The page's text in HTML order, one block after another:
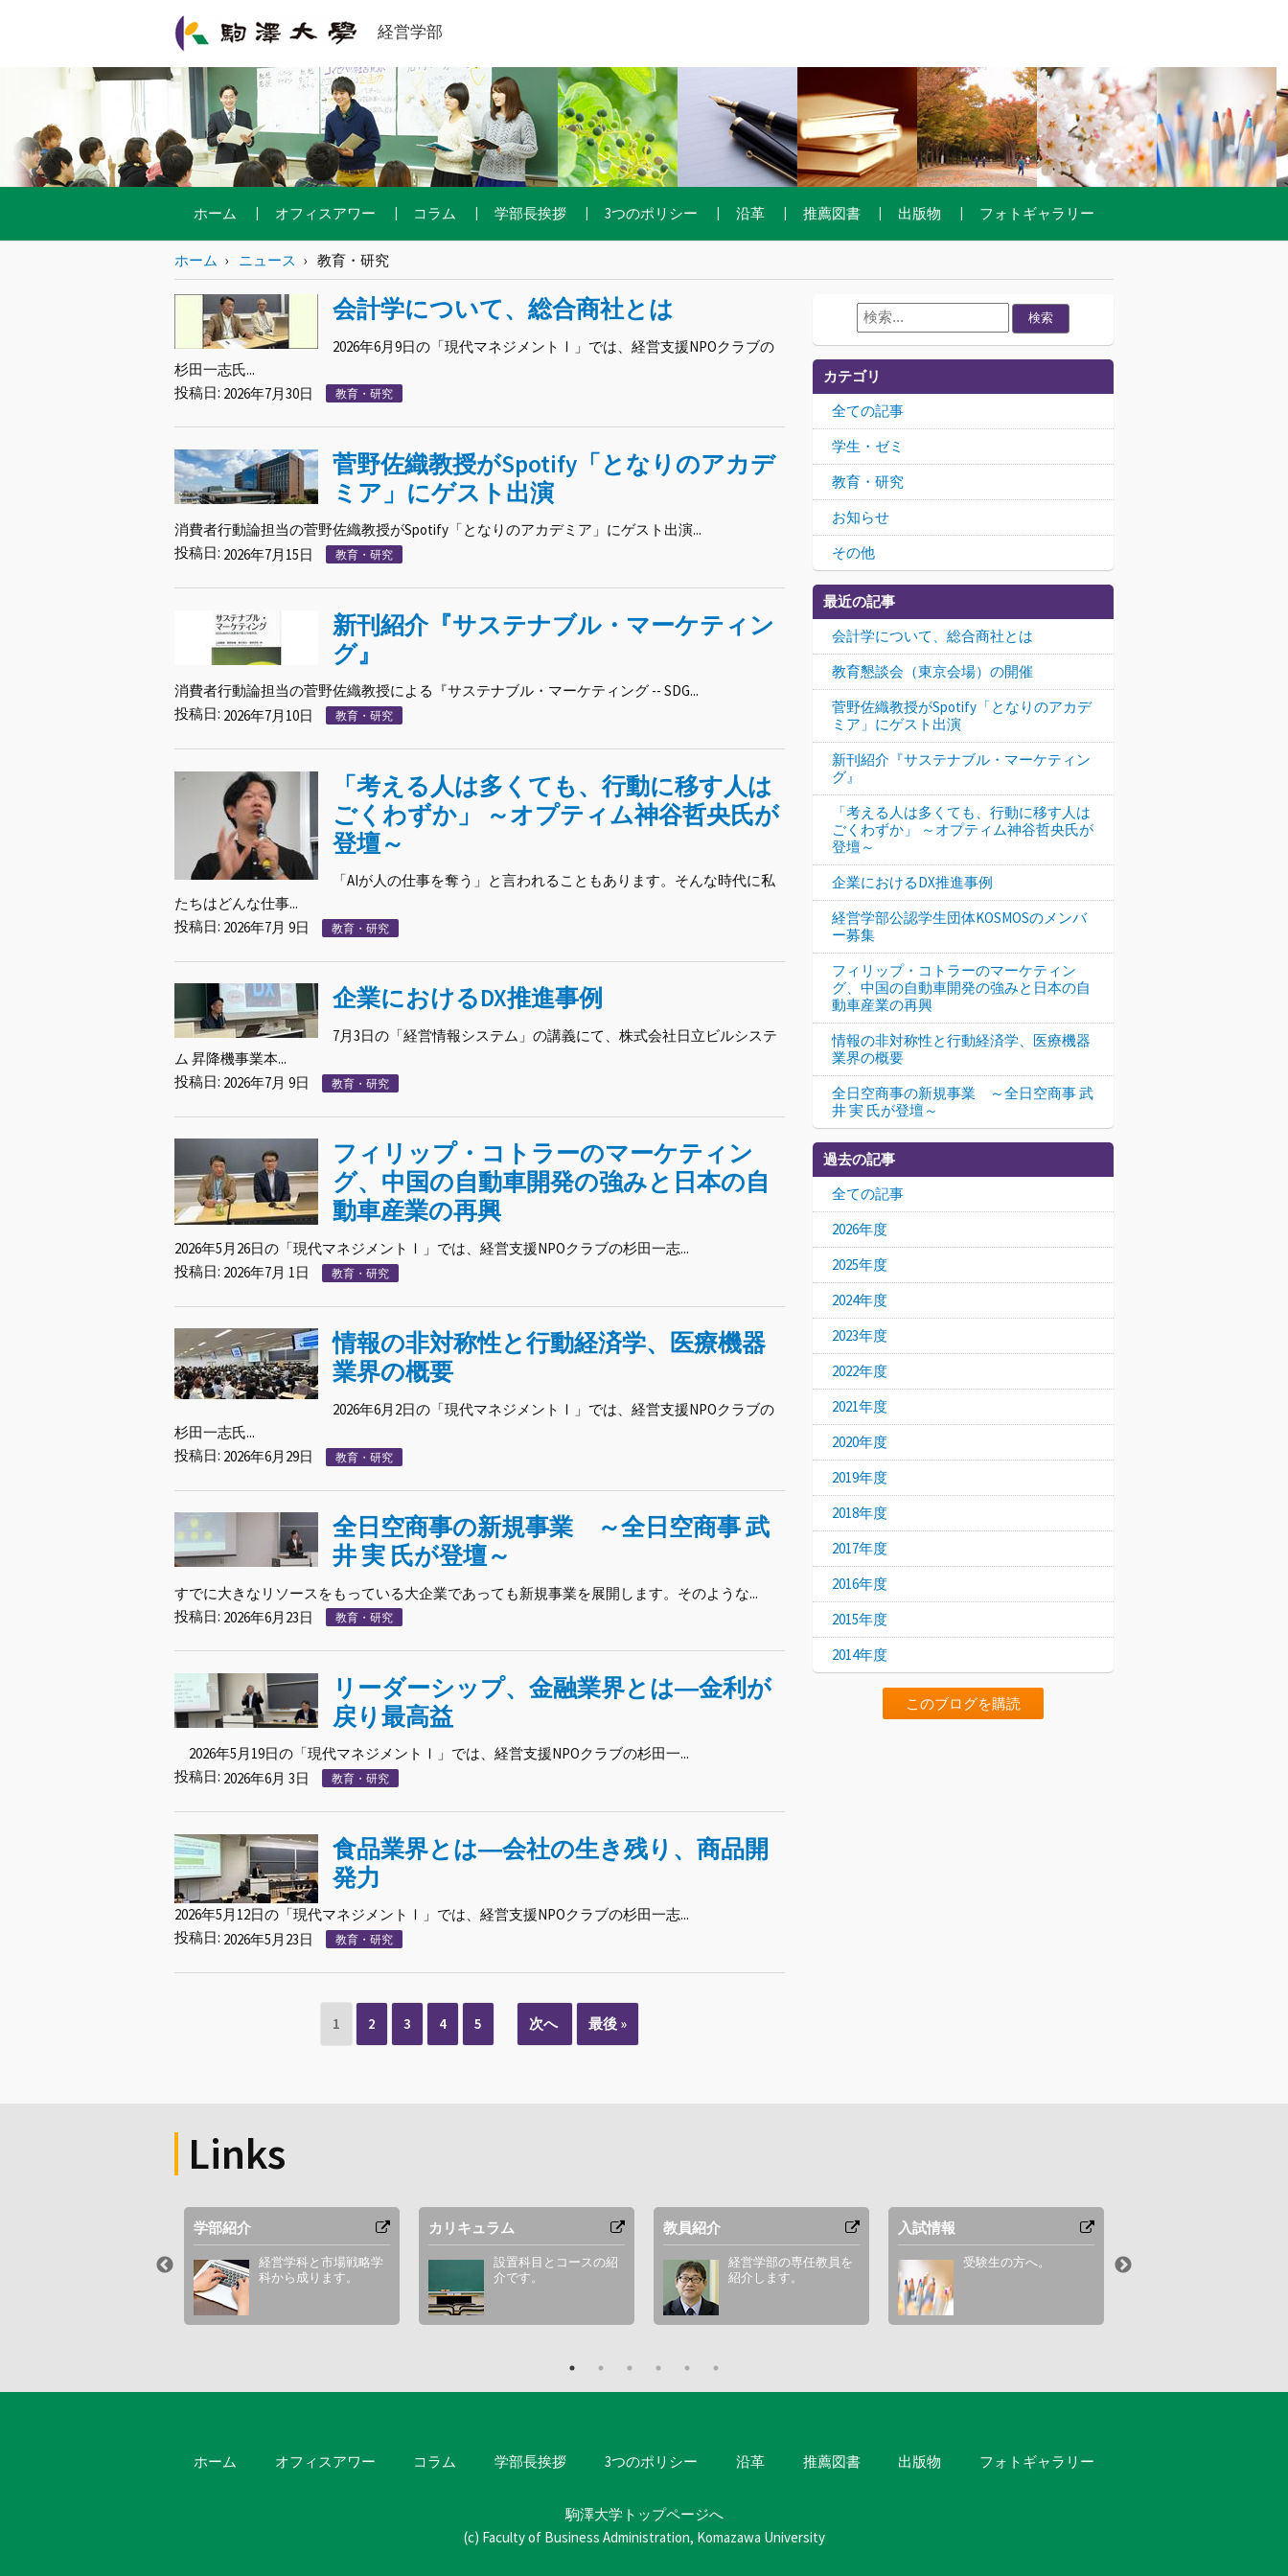
経営学部
ホーム オフィスアワー コラム 学部長挨拶 3つのポリシー 沿革 推薦図書 出版物 フォトギャラリー
ホーム ニュース 教育・研究
会計学について、総合商社とは
2026年6月9日の「現代マネジメントⅠ」では、経営支援NPOクラブの
杉田一志氏...
投稿日: 2026年7月30日 教育・研究
菅野佐織教授がSpotify「となりのアカデ
ミア」にゲスト出演
消費者⾏動論担当の菅野佐織教授がSpotify「となりのアカデミア」にゲスト出演...
投稿日: 2026年7月15日 教育・研究
新刊紹介『サステナブル・マーケティン
グ』
消費者行動論担当の菅野佐織教授による『サステナブル・マーケティング -- SDG...
投稿日: 2026年7月10日 教育・研究
「考える人は多くても、行動に移す人は
ごくわずか」 ～オプティム神谷哲央氏が
登壇～
「AIが人の仕事を奪う」と言われることもあります。そんな時代に私
たちはどんな仕事...
投稿日: 2026年7月 9日 教育・研究
企業におけるDX推進事例
7月3日の「経営情報システム」の講義にて、株式会社日立ビルシステ
ム 昇降機事業本...
投稿日: 2026年7月 9日 教育・研究
フィリップ・コトラーのマーケティン
グ、中国の自動車開発の強みと日本の自
動車産業の再興
2026年5月26日の「現代マネジメントⅠ」では、経営支援NPOクラブの杉田一志...
投稿日: 2026年7月 1日 教育・研究
情報の非対称性と行動経済学、医療機器
業界の概要
2026年6月2日の「現代マネジメントⅠ」では、経営支援NPOクラブの
杉田一志氏...
投稿日: 2026年6月29日 教育・研究
全日空商事の新規事業 ～全日空商事 武
井 実 氏が登壇～
すでに大きなリソースをもっている大企業であっても新規事業を展開します。そのような...
投稿日: 2026年6月23日 教育・研究
リーダーシップ、金融業界とは―金利が
戻り最高益
2026年5月19日の「現代マネジメントⅠ」では、経営支援NPOクラブの杉田一...
投稿日: 2026年6月 3日 教育・研究
食品業界とは―会社の生き残り、商品開
発力
2026年5月12日の「現代マネジメントⅠ」では、経営支援NPOクラブの杉田一志...
投稿日: 2026年5月23日 教育・研究
1 2 3 4 5 次へ 最後 »
検索
カテゴリ
全ての記事
学生・ゼミ
教育・研究
お知らせ
その他
最近の記事
会計学について、総合商社とは
教育懇談会（東京会場）の開催
菅野佐織教授がSpotify「となりのアカデ
ミア」にゲスト出演
新刊紹介『サステナブル・マーケティン
グ』
「考える人は多くても、行動に移す人は
ごくわずか」 ～オプティム神谷哲央氏が
登壇～
企業におけるDX推進事例
経営学部公認学生団体KOSMOSのメンバ
ー募集
フィリップ・コトラーのマーケティン
グ、中国の自動車開発の強みと日本の自
動車産業の再興
情報の非対称性と行動経済学、医療機器
業界の概要
全日空商事の新規事業 ～全日空商事 武
井 実 氏が登壇～
過去の記事
全ての記事
2026年度
2025年度
2024年度
2023年度
2022年度
2021年度
2020年度
2019年度
2018年度
2017年度
2016年度
2015年度
2014年度
このブログを購読
Links
学部紹介
経営学科と市場戦略学
科から成ります。
カリキュラム
設置科目とコースの紹
介です。
教員紹介
経営学部の専任教員を
紹介します。
入試情報
受験生の方へ。
ホーム オフィスアワー コラム 学部長挨拶 3つのポリシー 沿革 推薦図書 出版物 フォトギャラリー
駒澤大学トップページへ
(c) Faculty of Business Administration, Komazawa University